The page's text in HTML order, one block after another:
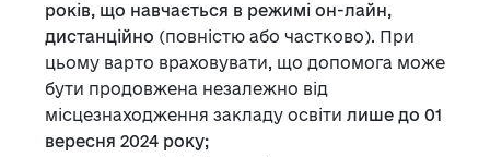
років, що навчається в режимі он-лайн,
дистанційно (повністю або частково). При
цьому варто враховувати, що допомога може
бути продовжена незалежно від
місцезнаходження закладу освіти лише до 01
вересня 2024 року;